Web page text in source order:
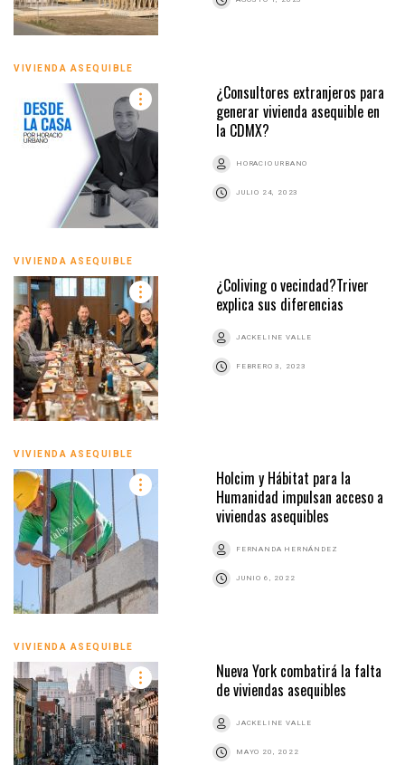
VIVIENDA ASEQUIBLE
¿Consultores extranjeros para
generar vivienda asequible en
la CDMX?
HORACIO URBANO
JULIO 24, 2023
VIVIENDA ASEQUIBLE
¿Coliving o vecindad?Triver
explica sus diferencias
JACKELINE VALLE
FEBRERO 3, 2023
VIVIENDA ASEQUIBLE
Holcim y Hábitat para la
Humanidad impulsan acceso a
viviendas asequibles
FERNANDA HERNÁNDEZ
JUNIO 6, 2022
VIVIENDA ASEQUIBLE
Nueva York combatirá la falta
de viviendas asequibles
JACKELINE VALLE
MAYO 20, 2022